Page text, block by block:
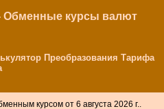
Обменные курсы валют
Преобразования Тарифа
курсом от 6 августа 2026 г..